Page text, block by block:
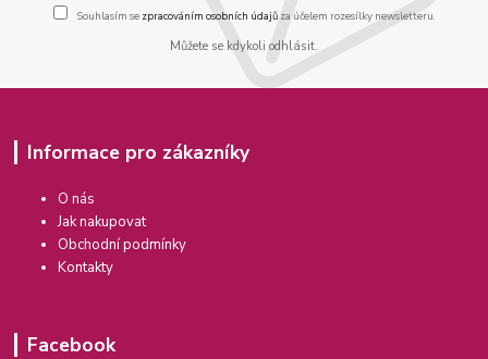
Souhlasím se zpracováním osobních údajůza účelem rozesílky newsletteru.
Můžete se kdykoli odhlásit.
Informace pro zákazníky
O nás
Jak nakupovat
Obchodní podmínky
Kontakty
Facebook